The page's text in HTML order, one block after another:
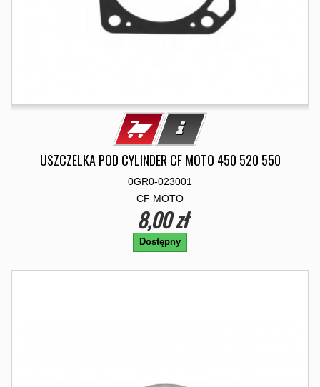
USZCZELKA POD CYLINDER CF MOTO 450 520 550
0GR0-023001
CF MOTO
8,00 zł
Dostępny